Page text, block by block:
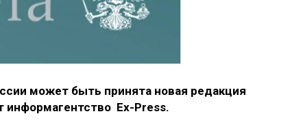
может быть принята новая редакция
информагентство Еx-Press.